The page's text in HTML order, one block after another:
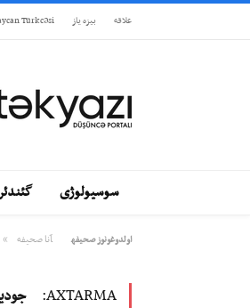
علاقه بيزه ياز Türkcəsi
سوسیولوژی
اولدوغونوز صحيفه آنا صحيفه »
AXTARMA: